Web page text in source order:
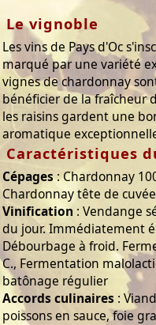
Le vignoble
Les vins de Pays d'Oc
marqué par une variété
vignes de chardonnay
bénéficier de la fraîcheur
les raisins gardent une
aromatique
Caractéristiques
Cépages: Chardonnay
Chardonnay tête de cuvée
Vinification : Vendange
du jour. Immédiatement
Débourbage à froid.
C., Fermentation
batônage régulier
Accords culinaires :
poissons en sauce, foie